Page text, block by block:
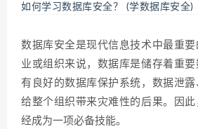
如何学习数据库安全？ (学数据库安全)
数据库安全是现代信息技术中最重
业或组织来说，数据库是储存着重
有良好的数据库保护系统，数据泄
给整个组织带来灾难性的后果。因
经成为一项必备技能。